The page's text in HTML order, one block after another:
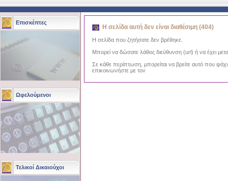
Επισκέπτες
Ωφελούμενοι
Τελικοί Δικαιούχοι
Η σελίδα αυτή δεν είναι διαθέσιμη (404)
Η σελίδα που ζητήσατε δεν βρέθηκε.
Μπορεί να δώσατε λάθος διεύθυνση (url) ή να έχει
Σε κάθε περίπτωση, μπορείται να βρείτε αυτό που
επικοινωνήστε με τον